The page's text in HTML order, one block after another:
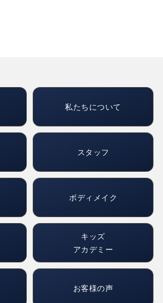
私たちについて
スタッフ
ボディメイク
キッズ
アカデミー
お客様の声